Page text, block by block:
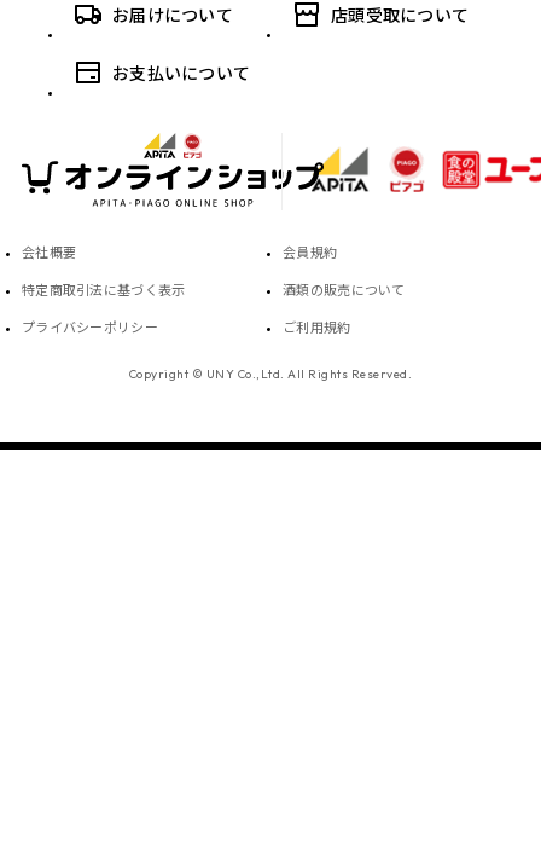
お届けについて 店頭受取について
お支払いについて
会社概要 会員規約
特定商取引法に基づく表示 酒類の販売について
プライバシーポリシー ご利用規約
Copyright © UNY Co.,Ltd. All Rights Reserved.